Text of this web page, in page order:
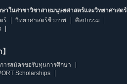
าในสาขาวิชาสายมนุษยศาสตร์และวิทยาศาสตร์
ร์
วิทยาศาสตร์ชีวภาพ
ศิลปกรรม
การสมัครขอรับทุนการศึกษา
Scholarships